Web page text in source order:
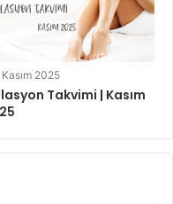
Kasım 2025
Takvimi | Kasım